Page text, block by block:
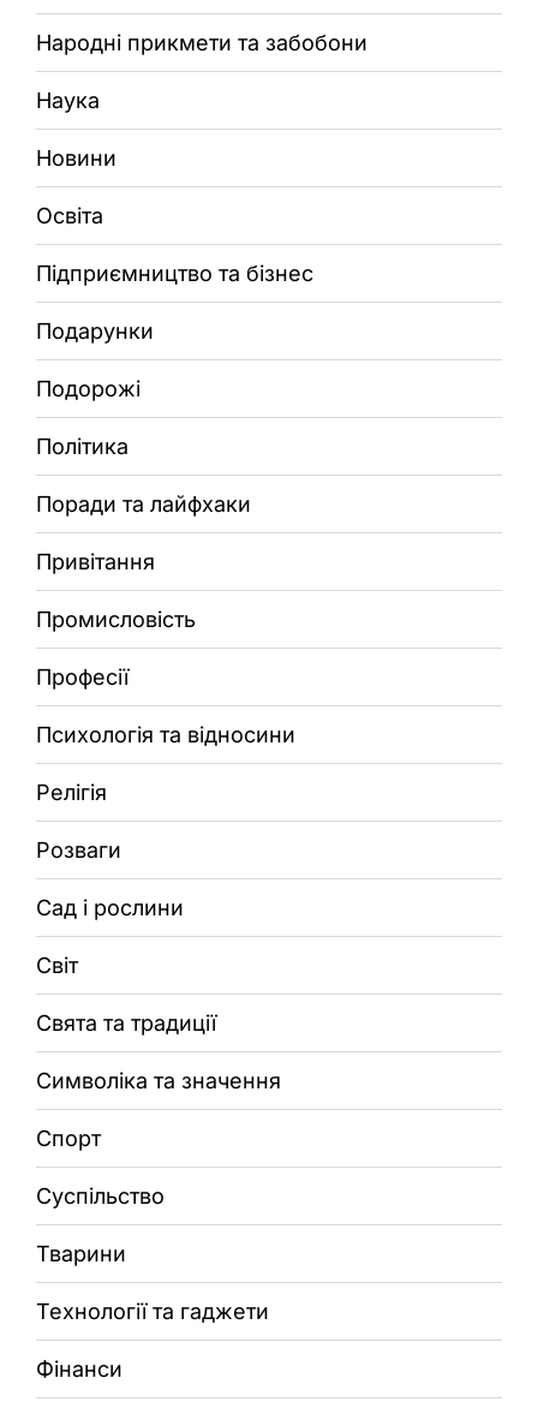
Народні прикмети та забобони
Наука
Новини
Освіта
Підприємництво та бізнес
Подарунки
Подорожі
Політика
Поради та лайфхаки
Привітання
Промисловість
Професії
Психологія та відносини
Релігія
Розваги
Сад і рослини
Світ
Свята та традиції
Символіка та значення
Спорт
Суспільство
Тварини
Технології та гаджети
Фінанси